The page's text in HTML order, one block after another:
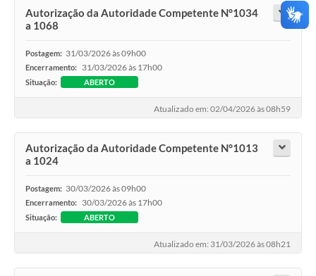
Autorização da Autoridade Competente N°1034
a 1068
Postagem: 31/03/2026 às 09h00
Encerramento: 31/03/2026 às 17h00
Situação: ABERTO
Atualizado em: 02/04/2026 às 08h59
Autorização da Autoridade Competente N°1013
a 1024
Postagem: 30/03/2026 às 09h00
Encerramento: 30/03/2026 às 17h00
Situação: ABERTO
Atualizado em: 31/03/2026 às 08h21